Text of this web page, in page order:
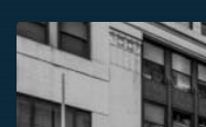
Témata
Témata